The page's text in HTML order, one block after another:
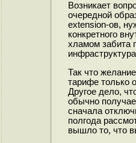
Возникает
очередной
extension-ов,
конкретного
хламом забита
Так что
тарифе только
Другое дело,
обычно
сначала
полгода
вышло то, что